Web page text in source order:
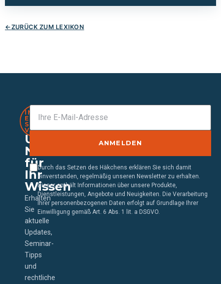
ZURÜCK ZUM LEXIKON
IMMER
EINEN
SCHRITT
VORAUS
Unser
Newsletter
für
Ihr
Wissen
Erhalten
Sie
aktuelle
Updates,
Seminar-
Tipps
und
rechtliche
ANMELDEN
Durch das Setzen des Häkchens erklären Sie sich damit
einverstanden, regelmäßig unseren Newsletter zu erhalten.
Dieser enthält Informationen über unsere Produkte,
Dienstleistungen, Angebote und Neuigkeiten. Die Verarbeitung
Ihrer personenbezogenen Daten erfolgt auf Grundlage Ihrer
Einwilligung gemäß Art. 6 Abs. 1 lit. a DSGVO.